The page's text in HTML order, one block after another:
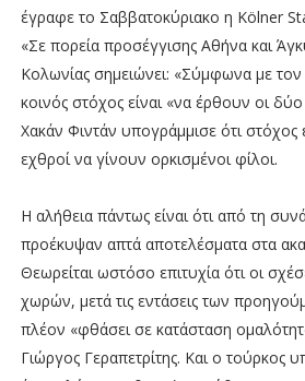
έγραφε το Σαββατοκύριακο η Kölner
«Σε πορεία προσέγγισης Αθήνα και
Κολωνίας σημειώνει: «Σύμφωνα με τον
κοινός στόχος είναι «να έρθουν οι
Χακάν Φιντάν υπογράμμισε ότι στόχος
εχθροί να γίνουν ορκισμένοι φίλοι.
Η αλήθεια πάντως είναι ότι από τη
προέκυψαν απτά αποτελέσματα στα
Θεωρείται ωστόσο επιτυχία ότι οι
χωρών, μετά τις εντάσεις των
πλέον «φθάσει σε κατάσταση
Γιώργος Γεραπετρίτης. Και ο τούρκος